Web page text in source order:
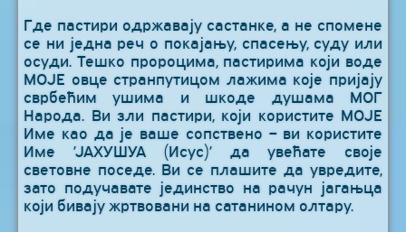
Где пастири одржавају састанке, а не спомене
се ни једна реч о покајању, спасењу, суду или
осуди. Тешко пророцима, пастирима који воде
МОЈЕ овце странпутицом лажима које пријају
сврбећим ушима и шкоде душама МОГ
Народа. Ви зли пастири, који користите МОЈЕ
Име као да је ваше сопствено – ви користите
Име ’ЈАХУШУА (Исус)’ да увећате своје
световне поседе. Ви се плашите да увредите,
зато подучавате јединство на рачун јагањца
који бивају жртвовани на сатанином олтару.